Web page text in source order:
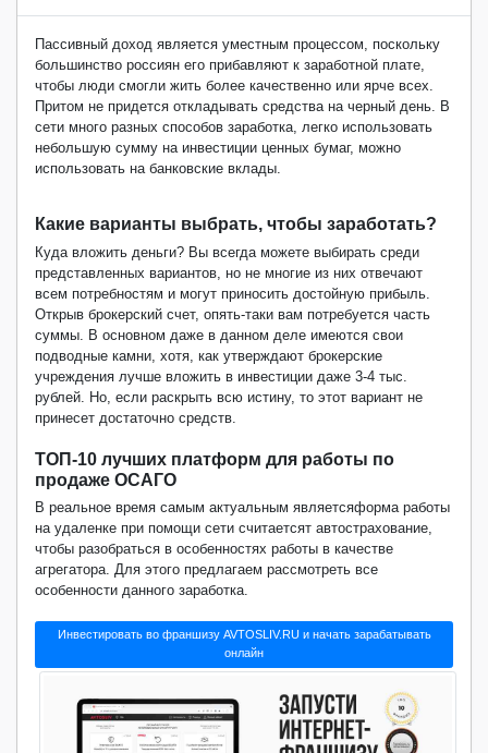
Пассивный доход является уместным процессом, поскольку
большинство россиян его прибавляют к заработной плате,
чтобы люди смогли жить более качественно или ярче всех.
Притом не придется откладывать средства на черный день. В
сети много разных способов заработка, легко использовать
небольшую сумму на инвестиции ценных бумаг, можно
использовать на банковские вклады.
Какие варианты выбрать, чтобы заработать?
Куда вложить деньги? Вы всегда можете выбирать среди
представленных вариантов, но не многие из них отвечают
всем потребностям и могут приносить достойную прибыль.
Открыв брокерский счет, опять-таки вам потребуется часть
суммы. В основном даже в данном деле имеются свои
подводные камни, хотя, как утверждают брокерские
учреждения лучше вложить в инвестиции даже 3-4 тыс.
рублей. Но, если раскрыть всю истину, то этот вариант не
принесет достаточно средств.
ТОП-10 лучших платформ для работы по
продаже ОСАГО
В реальное время самым актуальным являетсяформа работы
на удаленке при помощи сети считаетсят автострахование,
чтобы разобраться в особенностях работы в качестве
агрегатора. Для этого предлагаем рассмотреть все
особенности данного заработка.
Инвестировать во франшизу AVTOSLIV.RU и начать зарабатывать
онлайн